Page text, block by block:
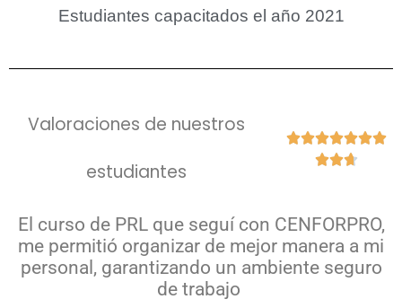
Estudiantes capacitados el año 2021
Valoraciones de nuestros
estudiantes


El curso de PRL que seguí con CENFORPRO,
me permitió organizar de mejor manera a mi
personal, garantizando un ambiente seguro
de trabajo